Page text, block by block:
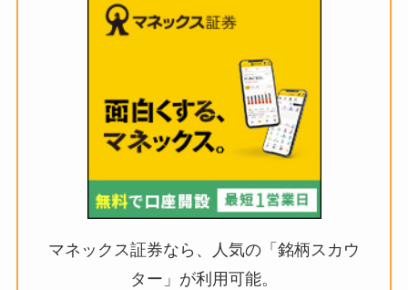
マネックス証券なら、人気の「銘柄スカウ
ター」が利用可能。